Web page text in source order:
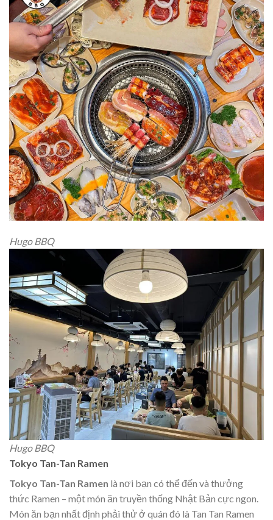
Hugo BBQ
Hugo BBQ
Tokyo Tan-Tan Ramen
Tokyo Tan-Tan Ramen là nơi bạn có thể đến và thưởng
thức Ramen – một món ăn truyền thống Nhật Bản cực ngon.
Món ăn bạn nhất định phải thử ở quán đó là Tan Tan Ramen